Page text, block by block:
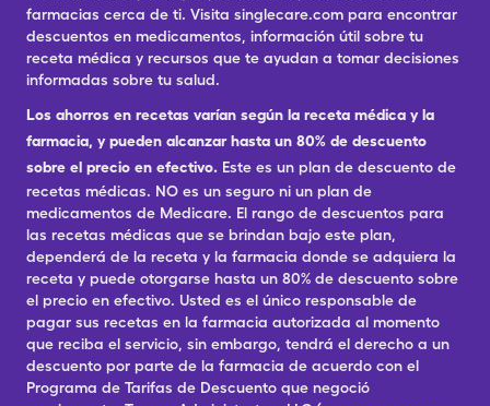
farmacias cerca de ti. Visita singlecare.com para encontrar
descuentos en medicamentos, información útil sobre tu
receta médica y recursos que te ayudan a tomar decisiones
informadas sobre tu salud.
Los ahorros en recetas varían según la receta médica y la
farmacia, y pueden alcanzar hasta un 80% de descuento
sobre el precio en efectivo. Este es un plan de descuento de
recetas médicas. NO es un seguro ni un plan de
medicamentos de Medicare. El rango de descuentos para
las recetas médicas que se brindan bajo este plan,
dependerá de la receta y la farmacia donde se adquiera la
receta y puede otorgarse hasta un 80% de descuento sobre
el precio en efectivo. Usted es el único responsable de
pagar sus recetas en la farmacia autorizada al momento
que reciba el servicio, sin embargo, tendrá el derecho a un
descuento por parte de la farmacia de acuerdo con el
Programa de Tarifas de Descuento que negoció